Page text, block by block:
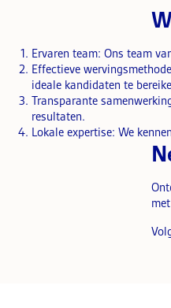
Ervaren team: Ons team
Effectieve
ideale kandidaten te
Transparante
resultaten.
Lokale expertise: We